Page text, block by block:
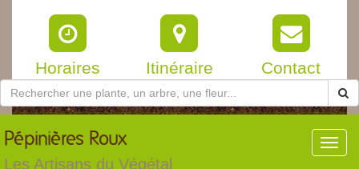
Horaires Itinéraire Contact
Pépinières Roux
Les Artisans du Végétal